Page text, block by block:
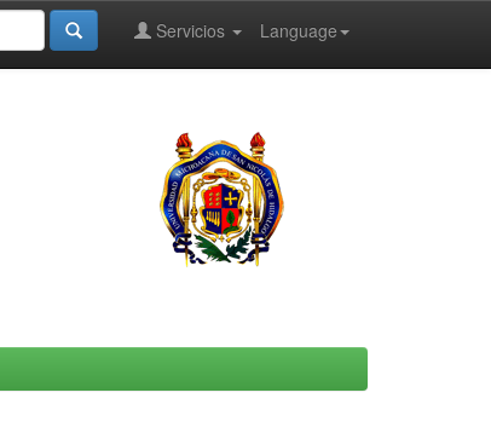
Language
Servicios